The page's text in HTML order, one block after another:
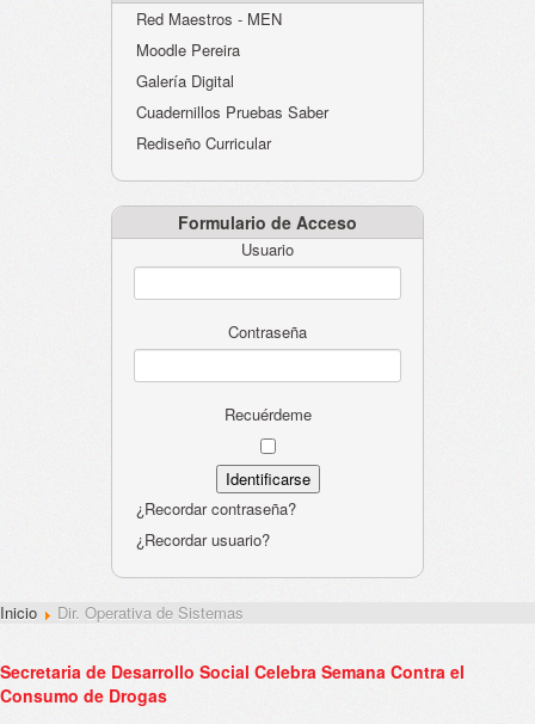
Red Maestros - MEN
Moodle Pereira
Galería Digital
Cuadernillos Pruebas Saber
Rediseño Curricular
Formulario de Acceso
Usuario
Contraseña
Recuérdeme
¿Recordar contraseña?
¿Recordar usuario?
Inicio Dir. Operativa de Sistemas
Secretaria de Desarrollo Social Celebra Semana Contra el
Consumo de Drogas